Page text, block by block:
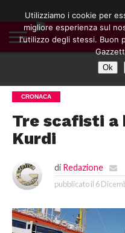
CONTATTI
COOKIE
DIVENTA
HOME
NOTE
CRONACA
Tre scafisti a
Kurdi
di Redazione
pubblicato il 6
Utilizziamo i cookie per
migliore esperienza sul
l'utilizzo degli stessi. Buon
Ok